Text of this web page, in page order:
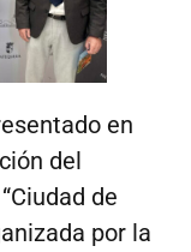
en
del
de
por la